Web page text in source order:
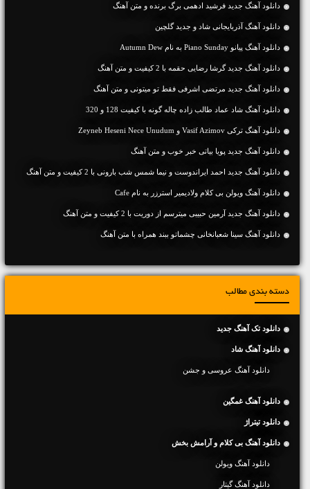
دانلود آهنگ جديد فرشید ادهمی برگ برنده و متن آهنگ
دانلود آهنگ آذربایجانی شاد و جدید گلچین
دانلود آهنگ پیانو Piano Sunday به نام Autumn Dew
دانلود آهنگ جديد گرشا رضایی حقمه با 2 کیفیت و متن آهنگ
دانلود آهنگ جديد مرتضی اشرفی فقط تو میتونی و متن آهنگ
دانلود آهنگ شاد عماد طالب زاده چاله گونه با کیفیت 128 و 320
دانلود آهنگ ترکی Vasif Azimov و Zeyneb Heseni Nece Unudum
دانلود آهنگ جديد پویا بیاتی خبر خوب و متن آهنگ
دانلود آهنگ جديد احمد ایراندوست و نیما شمس شب بارونی با 2 کیفیت و متن آهنگ
دانلود آهنگ ویولن بی کلام ولادیمیر استرزر به نام Cafe
دانلود آهنگ جديد آرمین حبیبی میترسم از دوریت با 2 کیفیت و متن آهنگ
دانلود آهنگ سینا شعبانخانی چشماتو ببند همراه با متن آهنگ
دسته بندی مطالب
دانلود تک آهنگ جدید
دانلود آهنگ شاد
دانلود آهنگ عروسی و جشن
دانلود آهنگ غمگین
دانلود تیتراژ
دانلود آهنگ بی کلام و آرامش بخش
دانلود آهنگ ویولن
دانلود آهنگ گیتار